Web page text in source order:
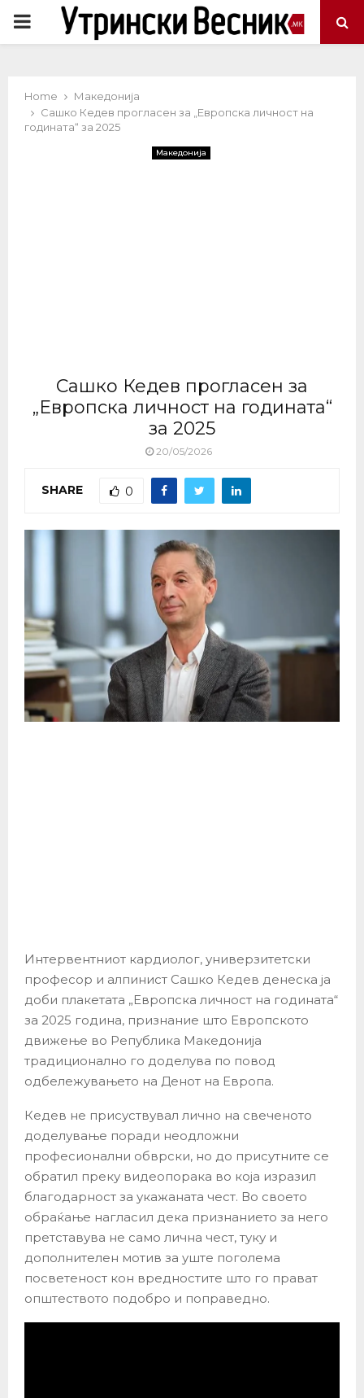
PRIMARY
Home
Македонија
Сашко Кедев прогласен за „Европска личност на
годината“ за 2025
Македонија
Сашко Кедев прогласен за
„Европска личност на годината“
за 2025
20/05/2026
SHARE 0
Интервентниот кардиолог, универзитетски
професор и алпинист Сашко Кедев денеска ја
доби плакетата „Европска личност на годината“
за 2025 година, признание што Европското
движење во Република Македонија
традиционално го доделува по повод
одбележувањето на Денот на Европа.
Кедев не присуствувал лично на свеченото
доделување поради неодложни
професионални обврски, но до присутните се
обратил преку видеопорака во која изразил
благодарност за укажаната чест. Во своето
обраќање нагласил дека признанието за него
претставува не само лична чест, туку и
дополнителен мотив за уште поголема
посветеност кон вредностите што го прават
општеството подобро и поправедно.